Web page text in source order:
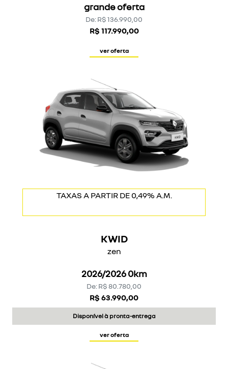
grande oferta
De: R$ 136.990,00
R$ 117.990,00
ver oferta
KWID
zen
MAIS ECONÔMICO DO BRASIL
TAXAS A PARTIR DE 0,49% A.M.
2026/2026 0km
De: R$ 80.780,00
R$ 63.990,00
Disponível à pronta-entrega
ver oferta